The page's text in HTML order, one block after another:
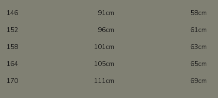
146 91cm 58cm
152 96cm 61cm
158 101cm 63cm
164 105cm 65cm
170 111cm 69cm